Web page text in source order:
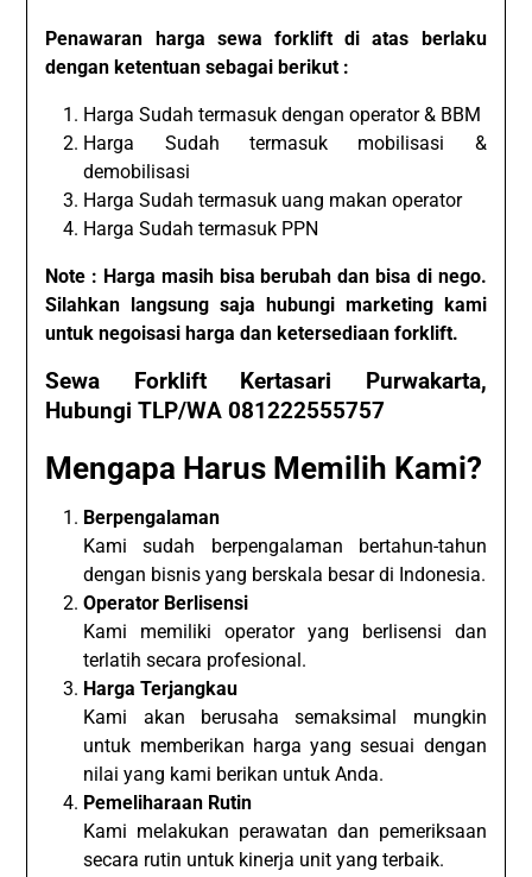
Penawaran harga sewa forklift di atas berlaku
dengan ketentuan sebagai berikut :
Harga Sudah termasuk dengan operator & BBM
Harga Sudah termasuk mobilisasi &
demobilisasi
Harga Sudah termasuk uang makan operator
Harga Sudah termasuk PPN
Note : Harga masih bisa berubah dan bisa di nego.
Silahkan langsung saja hubungi marketing kami
untuk negoisasi harga dan ketersediaan forklift.
Sewa Forklift Kertasari Purwakarta,
Hubungi TLP/WA 081222555757
Mengapa Harus Memilih Kami?
Berpengalaman
Kami sudah berpengalaman bertahun-tahun
dengan bisnis yang berskala besar di Indonesia.
Operator Berlisensi
Kami memiliki operator yang berlisensi dan
terlatih secara profesional.
Harga Terjangkau
Kami akan berusaha semaksimal mungkin
untuk memberikan harga yang sesuai dengan
nilai yang kami berikan untuk Anda.
Pemeliharaan Rutin
Kami melakukan perawatan dan pemeriksaan
secara rutin untuk kinerja unit yang terbaik.